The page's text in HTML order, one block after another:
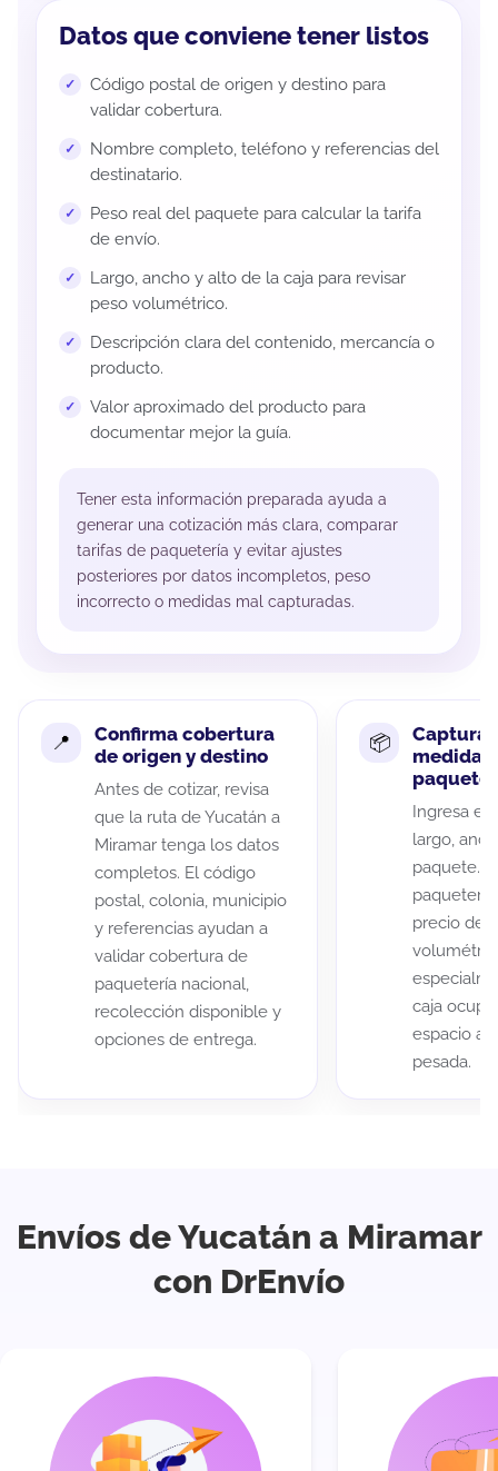
Datos que conviene tener listos
Código postal de origen y destino para
validar cobertura.
Nombre completo, teléfono y referencias del
destinatario.
Peso real del paquete para calcular la tarifa
de envío.
Largo, ancho y alto de la caja para revisar
peso volumétrico.
Descripción clara del contenido, mercancía o
producto.
Valor aproximado del producto para
documentar mejor la guía.
Tener esta información preparada ayuda a
generar una cotización más clara, comparar
tarifas de paquetería y evitar ajustes
posteriores por datos incompletos, peso
incorrecto o medidas mal capturadas.
Confirma cobertura
de origen y destino
Antes de cotizar, revisa
que la ruta de Yucatán a
Miramar tenga los datos
completos. El código
postal, colonia, municipio
y referencias ayudan a
validar cobertura de
paquetería nacional,
recolección disponible y
opciones de entrega.
Captura
medidas
paquete
Ingresa el
largo,
paquete.
precio de
caja
espacio
pesada.
Envíos de Yucatán a Miramar
con DrEnvío